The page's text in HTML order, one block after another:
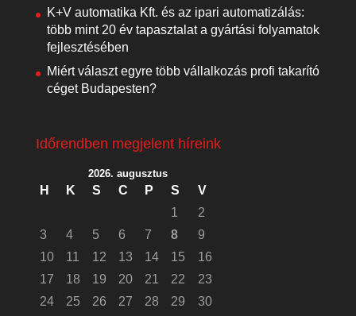
K+V automatika Kft. és az ipari automatizálás:
több mint 20 év tapasztalat a gyártási folyamatok
fejlesztésében
Miért választ egyre több vállalkozás profi takarító
céget Budapesten?
Időrendben megjelent híreink
2026. augusztus
H K S C P S
V
1
2
3
4 5 6 7 8
9
10
11 12 13 14 15
16
17
18 19 20 21 22
23
24
25 26 27 28 29
30